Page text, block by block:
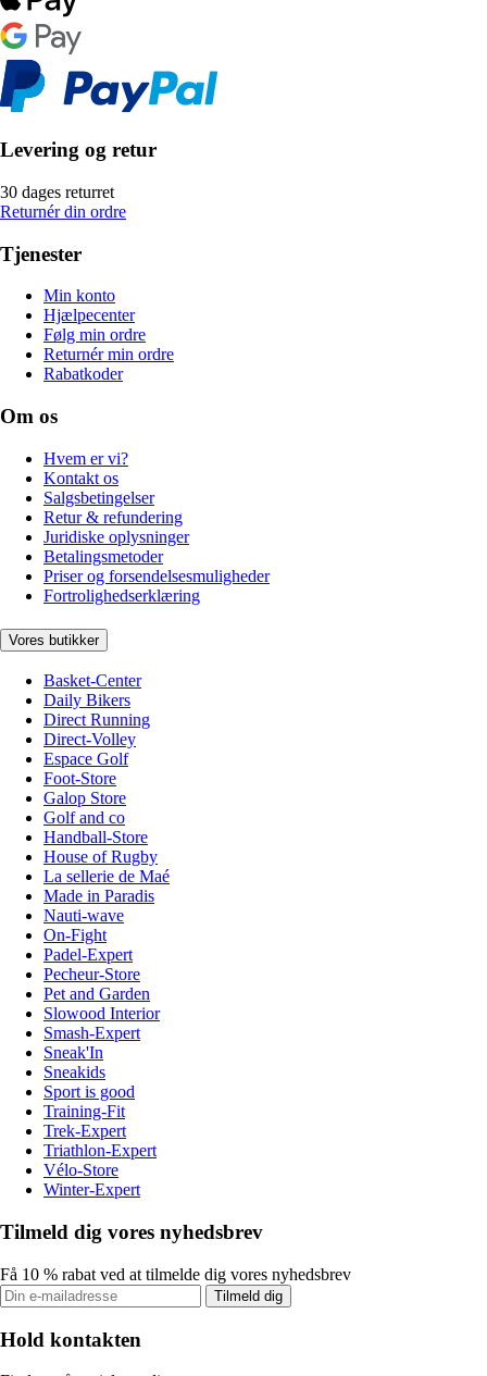
Levering og retur
30 dages returret
Returnér din ordre
Tjenester
Min konto
Hjælpecenter
Følg min ordre
Returnér min ordre
Rabatkoder
Om os
Hvem er vi?
Kontakt os
Salgsbetingelser
Retur & refundering
Juridiske oplysninger
Betalingsmetoder
Priser og forsendelsesmuligheder
Fortrolighedserklæring
Vores butikker
Basket-Center
Daily Bikers
Direct Running
Direct-Volley
Espace Golf
Foot-Store
Galop Store
Golf and co
Handball-Store
House of Rugby
La sellerie de Maé
Made in Paradis
Nauti-wave
On-Fight
Padel-Expert
Pecheur-Store
Pet and Garden
Slowood Interior
Smash-Expert
Sneak'In
Sneakids
Sport is good
Training-Fit
Trek-Expert
Triathlon-Expert
Vélo-Store
Winter-Expert
Tilmeld dig vores nyhedsbrev
Få 10 % rabat ved at tilmelde dig vores nyhedsbrev
Tilmeld dig
Hold kontakten